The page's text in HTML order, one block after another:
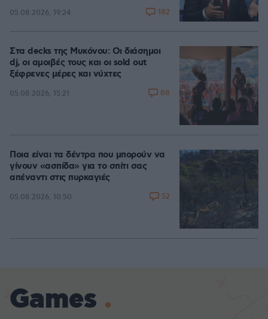
05.08.2026, 19:24 182
Στα decks της Μυκόνου: Οι διάσημοι
dj, οι αμοιβές τους και οι sold out
ξέφρενες μέρες και νύχτες
05.08.2026, 15:21 88
Ποια είναι τα δέντρα που μπορούν να
γίνουν «ασπίδα» για το σπίτι σας
απέναντι στις πυρκαγιές
05.08.2026, 10:50 52
Games